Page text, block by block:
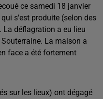
ce samedi 18 janvier
s'est produite (selon des
déflagration a eu lieu
La maison a
face a été fortement
sur les lieux) ont dégagé